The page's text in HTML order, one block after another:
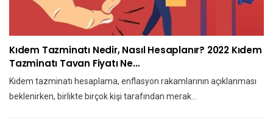
Kıdem Tazminatı Nedir, Nasıl Hesaplanır? 2022 Kıdem
Tazminatı Tavan Fiyatı Ne…
Kıdem tazminatı hesaplama, enflasyon rakamlarının açıklanması
beklenirken, birlikte birçok kişi tarafından merak…